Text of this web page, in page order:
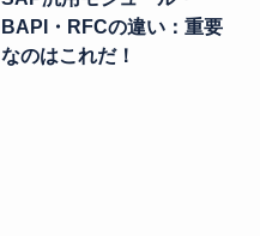
BAPI・RFCの違い：重要
なのはこれだ！